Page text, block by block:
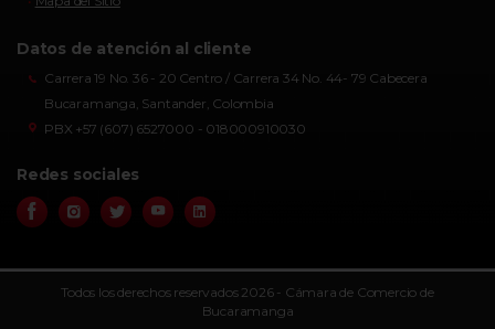
Datos de atención al cliente
Carrera 19 No. 36 - 20 Centro / Carrera 34 No. 44- 79 Cabecera
Bucaramanga, Santander, Colombia
PBX +57 (607) 6527000 - 018000910030
Redes sociales
Todos los derechos reservados 2026 - Cámara de Comercio de
Bucaramanga